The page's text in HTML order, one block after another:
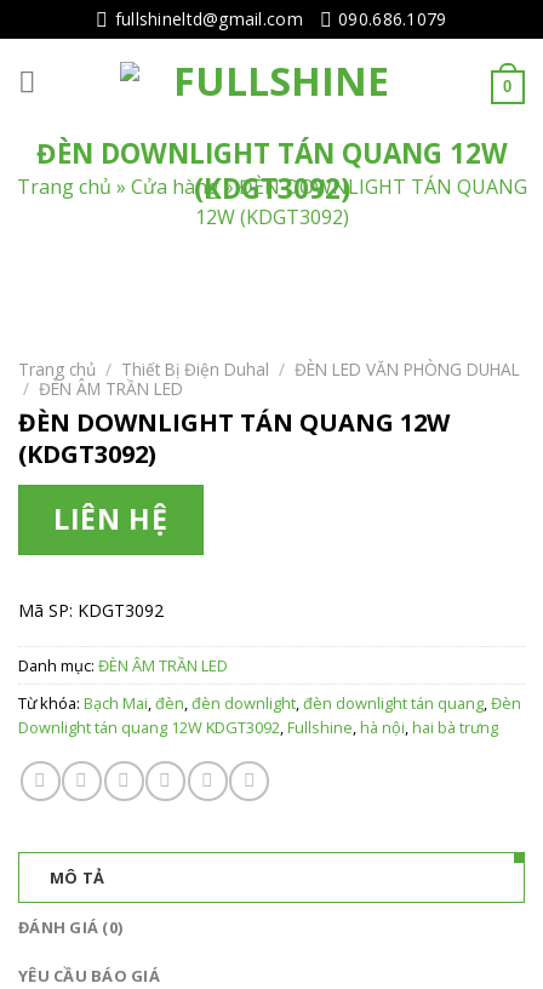
tục
tới
fullshineltd@gmail.com 090.686.1079
0
ĐÈN DOWNLIGHT TÁN QUANG 12W
(KDGT3092)
Trang chủ » Cửa hàng»ĐÈN DOWNLIGHT TÁN QUANG
12W (KDGT3092)
Trang chủ / Thiết Bị Điện Duhal / ĐÈN LED VĂN PHÒNG DUHAL
/ ĐÈN ÂM TRẦN LED
ĐÈN DOWNLIGHT TÁN QUANG 12W
(KDGT3092)
LIÊN HỆ
Mã SP: KDGT3092
Danh mục: ĐÈN ÂM TRẦN LED
Từ khóa: Bạch Mai,đèn,đèn downlight,đèn downlight tán quang,Đèn
Downlight tán quang 12W KDGT3092,Fullshine,hà nội,hai bà trưng
MÔ TẢ
ĐÁNH GIÁ (0)
YÊU CẦU BÁO GIÁ